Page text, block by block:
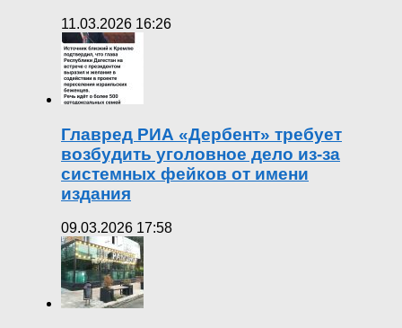
11.03.2026 16:26
Главред РИА «Дербент» требует
возбудить уголовное дело из-за
системных фейков от имени
издания
09.03.2026 17:58